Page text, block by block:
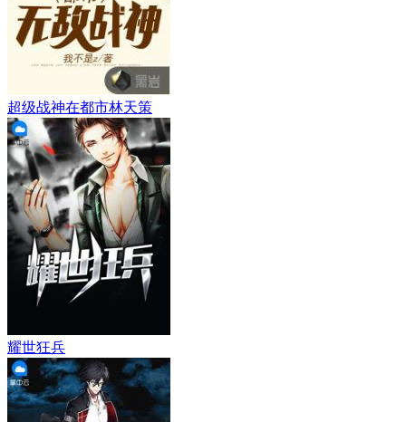
超级战神在都市林天策
耀世狂兵